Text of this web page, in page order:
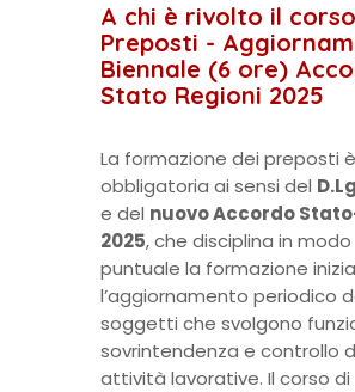
A chi è rivolto il corso
Preposti -
Biennale (6 ore)
Stato Regioni 2025
La formazione dei preposti è
obbligatoria ai sensi del
e del nuovo Accordo
2025, che disciplina in modo
puntuale la formazione
l’aggiornamento periodico
soggetti che svolgono
sovrintendenza e controllo
attività lavorative. Il corso di